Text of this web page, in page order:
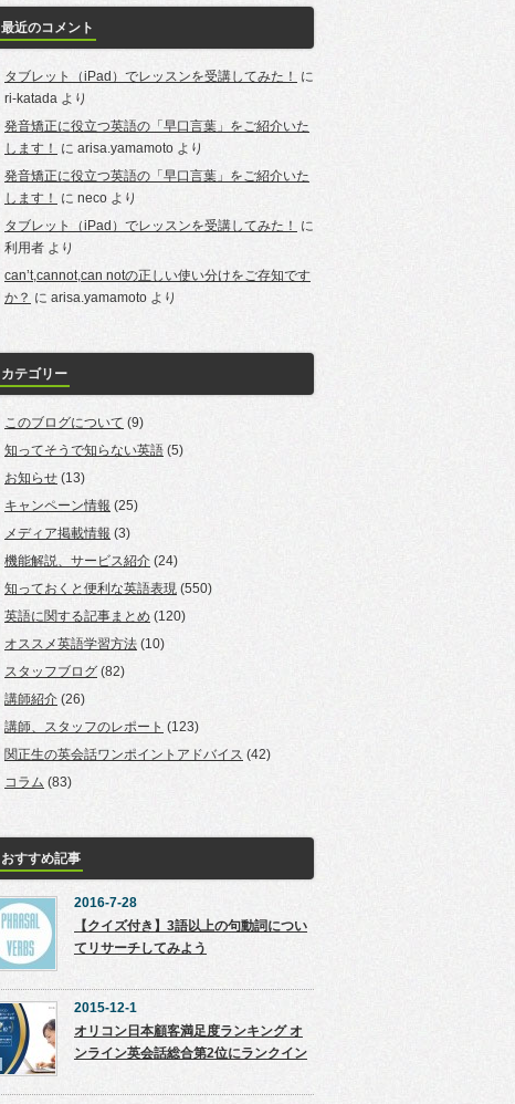
最近のコメント
タブレット（iPad）でレッスンを受講してみた！
に
ri-katada より
発音矯正に役立つ英語の「早口言葉」をご紹介いた
します！
に arisa.yamamoto より
発音矯正に役立つ英語の「早口言葉」をご紹介いた
します！
に neco より
タブレット（iPad）でレッスンを受講してみた！
に
利用者 より
can’t,cannot,can notの正しい使い分けをご存知です
か？ に arisa.yamamoto より
カテゴリー
このブログについて (9)
知ってそうで知らない英語 (5)
お知らせ (13)
キャンペーン情報 (25)
メディア掲載情報 (3)
機能解説、サービス紹介 (24)
知っておくと便利な英語表現 (550)
英語に関する記事まとめ (120)
オススメ英語学習方法 (10)
スタッフブログ (82)
講師紹介 (26)
講師、スタッフのレポート (123)
関正生の英会話ワンポイントアドバイス (42)
コラム (83)
おすすめ記事
2016-7-28
【クイズ付き】3語以上の句動詞につい
てリサーチしてみよう
2015-12-1
オリコン日本顧客満足度ランキング オ
ンライン英会話総合第2位にランクイン